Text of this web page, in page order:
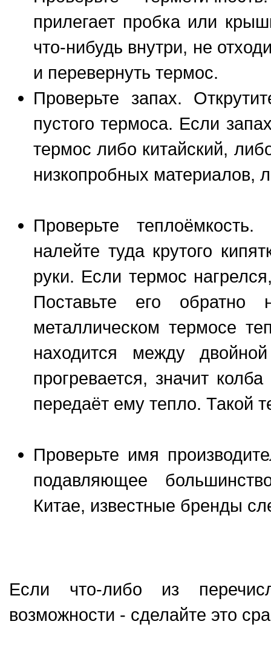
прилегает пробка или
что-нибудь внутри, не
и перевернуть термос.
Проверьте запах.
пустого термоса. Если
термос либо китайский,
низкопробных материалов,
Проверьте
налейте туда крутого
руки. Если термос
Поставьте его
металлическом термосе
находится между
прогревается, значит
передаёт ему тепло. Такой
Проверьте имя
подавляющее
Китае, известные бренды
Если что-либо из
возможности - сделайте это